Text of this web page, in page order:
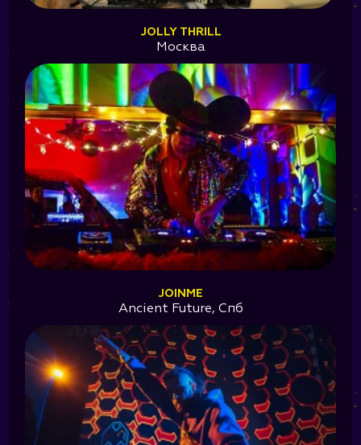
JOLLY THRILL
Москва
JOINME
Ancient Future, Спб